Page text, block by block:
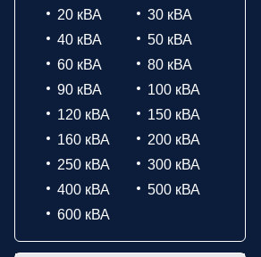
20 кВА
30 кВА
40 кВА
50 кВА
60 кВА
80 кВА
90 кВА
100 кВА
120 кВА
150 кВА
160 кВА
200 кВА
250 кВА
300 кВА
400 кВА
500 кВА
600 кВА